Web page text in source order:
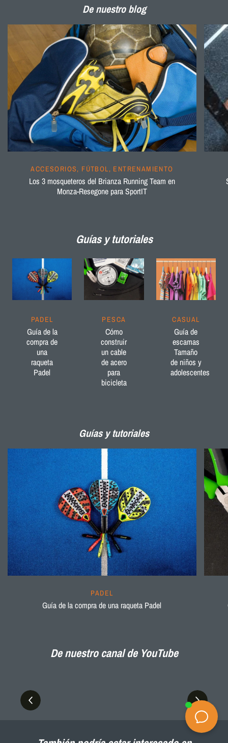
De nuestro blog
ACCESORIOS, FÚTBOL, ​​ENTRENAMIENTO
Los 3 mosqueteros del Brianza Running Team en
Monza-Resegone para SportIT
Guías y tutoriales
PADEL
Guía de la
compra de
una
raqueta
Padel
PESCA
Cómo
construir
un cable
de acero
para
bicicleta
CASUAL
Guía de
escamas
Tamaño
de niños y
adolescentes
Guías y tutoriales
PADEL
Guía de la compra de una raqueta Padel
De nuestro canal de YouTube